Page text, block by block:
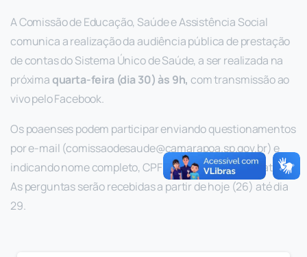
A Comissão de Educação, Saúde e Assistência Social
comunica a realização da audiência pública de prestação
de contas do Sistema Único de Saúde, a ser realizada na
próximaquarta-feira (dia 30) às 9h, com transmissão ao
vivo pelo Facebook.
Os poaenses podem participar enviando questionamentos
por e-mail (comissaodesaude@camarapoa.sp.gov.br) e
indicando nome completo, CPF e telefone para contato.
As perguntas serão recebidas a partir de hoje (26) até dia
29.